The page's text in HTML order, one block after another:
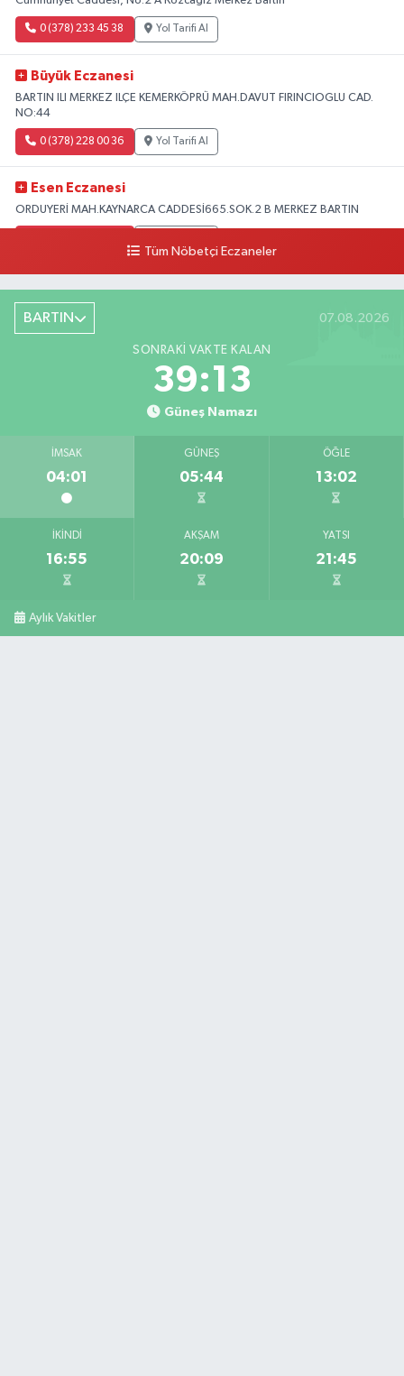
0 (378) 233 45 38 Yol Tarifi Al
Büyük Eczanesi
BARTIN ILI MERKEZ ILÇE KEMERKÖPRÜ MAH.DAVUT FIRINCIOGLU CAD.
NO:44
0 (378) 228 00 36 Yol Tarifi Al
Esen Eczanesi
ORDUYERİ MAH.KAYNARCA CADDESİ665.SOK.2 B MERKEZ BARTIN
Şiremirçavuş Mahallesi, Kırıkçı Zeliha Ana Sokak No:20 8 Merkez Bartın
0 (378) 227 85 45
Tüm Nöbetçi Eczaneler
BARTIN 07.08.2026
SONRAKI VAKTE KALAN
39:12
Güneş Namazı
İMSAK
04:01
GÜNEŞ
05:44
ÖĞLE
13:02
İKINDI
16:55
AKŞAM
20:09
YATSI
21:45
Aylık Vakitler